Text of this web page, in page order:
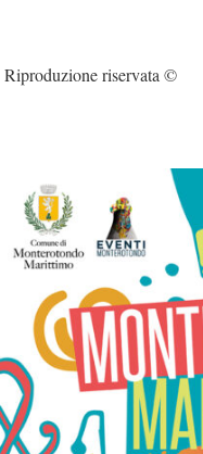
Riproduzione riservata ©